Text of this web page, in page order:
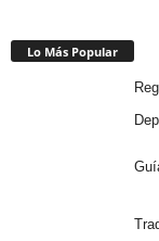
Lo Más Popular